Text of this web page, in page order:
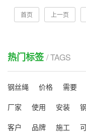
首页
上一页
热门标签/ TAGS
钢丝绳 价格 需要
厂家
使用 安装
客户
品牌 施工